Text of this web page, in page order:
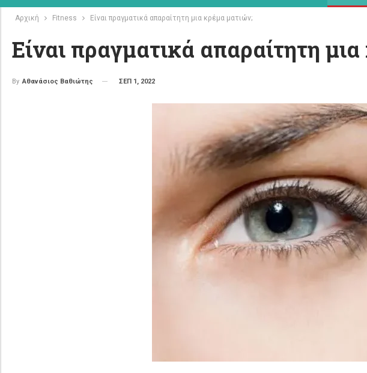
Αρχική Fitness Είναι πραγματικά απαραίτητη μια κρέμα ματιών;
Είναι πραγματικά απαραίτητη
By Αθανάσιος Βαθιώτης ΣΕΠ 1, 2022